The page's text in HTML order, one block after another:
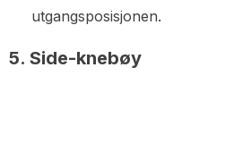
utgangsposisjonen.
5. Side-knebøy